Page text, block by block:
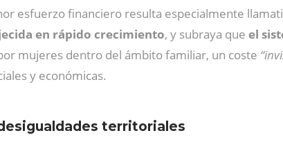
esfuerzo financiero resulta especialmente
en rápido crecimiento, y subraya que el
mujeres dentro del ámbito familiar, un coste
y económicas.
territoriales